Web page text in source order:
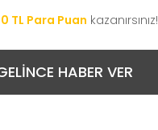
TL Para Puan kazanırsınız!
HABER VER